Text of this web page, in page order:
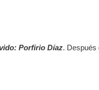
Porfirio Díaz. Después